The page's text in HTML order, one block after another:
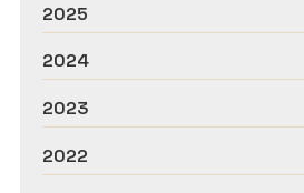
2025
2024
2023
2022